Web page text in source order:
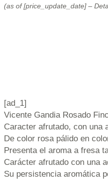
(as of [price_update_date] –
[ad_1]
Vicente Gandia Rosado
Caracter afrutado, con una
De color rosa pálido en
Presenta el aroma a fresa
Carácter afrutado con una
Su persistencia aromática